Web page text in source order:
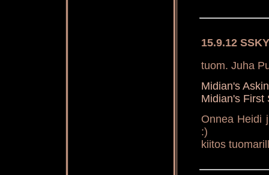
15.9.12
tuom. Juha
Midian's
Midian's First
Onnea Heidi
:)
kiitos